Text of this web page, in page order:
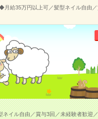
月給35万円以上可／髪型ネイル自由
イル自由／賞与3回／未経験者歓迎